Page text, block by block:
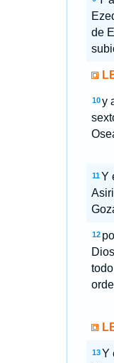
de
10 y
11 Y
12
13 Y